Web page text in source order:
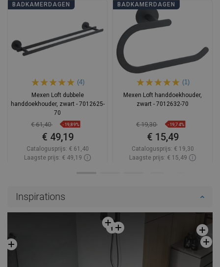
BADKAMERDAGEN
(4)
Mexen Loft dubbele
handdoekhouder, zwart - 7012625-
70
€ 61,40 -19,89%
€ 49,19
Catalogusprijs: € 61,40
Laagste prijs: € 49,19
BADKAMERDAGEN
(1)
Mexen Loft handdoekhouder,
zwart - 7012632-70
€ 19,30 -19,74%
€ 15,49
Catalogusprijs: € 19,30
Laagste prijs: € 15,49
Inspirations